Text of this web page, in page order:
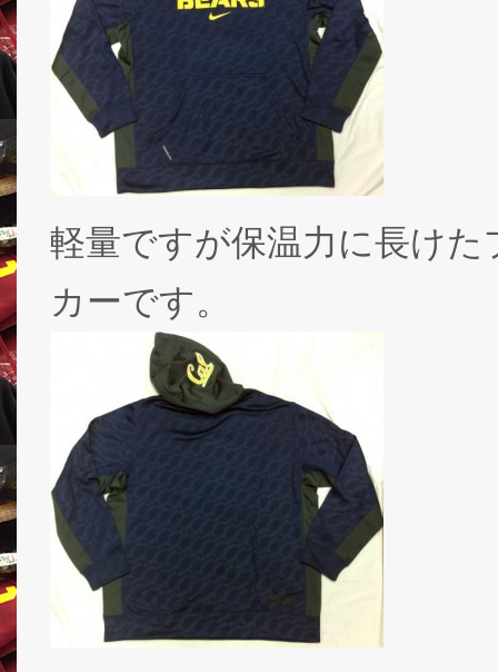
軽量ですが保温力に長け
カーです。